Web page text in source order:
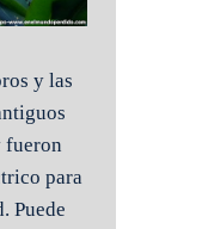
y las
fueron
para
Puede